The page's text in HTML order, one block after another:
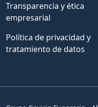
Transparencia y ética
empresarial
Política de privacidad y
tratamiento de datos